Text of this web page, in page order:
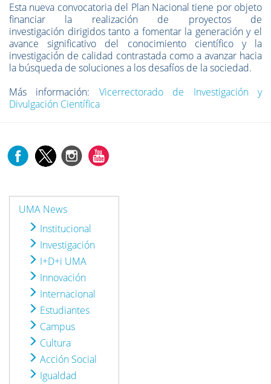
Esta nueva convocatoria del Plan Nacional tiene por objeto
financiar la realización de proyectos de
investigación dirigidos tanto a fomentar la generación y el
avance significativo del conocimiento científico y la
investigación de calidad contrastada como a avanzar hacia
la búsqueda de soluciones a los desafíos de la sociedad.
Más información: Vicerrectorado de Investigación y
Divulgación Científica
UMA News
Institucional
Investigación
I+D+i UMA
Innovación
Internacional
Estudiantes
Campus
Cultura
Acción Social
Igualdad